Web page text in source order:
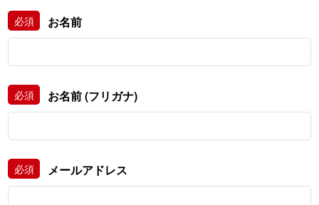
こ
の
フ
ィ
ル
ド
空
の
ま
必須 お名前
必須 お名前 (フリガナ)
必須 メールアドレス